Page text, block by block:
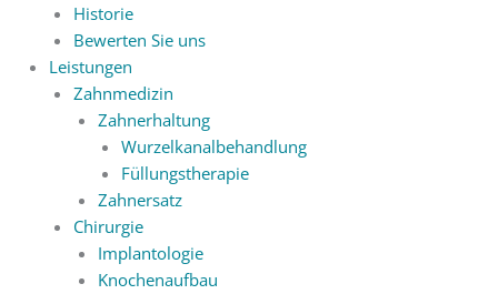
Historie
Bewerten Sie uns
Leistungen
Zahnmedizin
Zahnerhaltung
Wurzelkanalbehandlung
Füllungstherapie
Zahnersatz
Chirurgie
Implantologie
Knochenaufbau